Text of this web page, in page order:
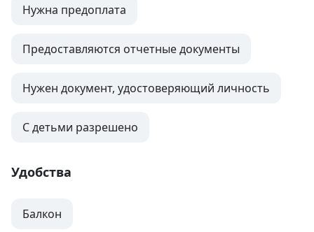
Нужна предоплата
Предоставляются отчетные документы
Нужен документ, удостоверяющий личность
С детьми разрешено
Удобства
Балкон